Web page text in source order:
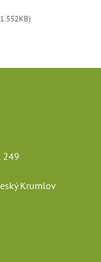
249
Krumlov